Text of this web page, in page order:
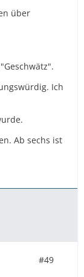
über
Ich
Ab sechs ist
#49